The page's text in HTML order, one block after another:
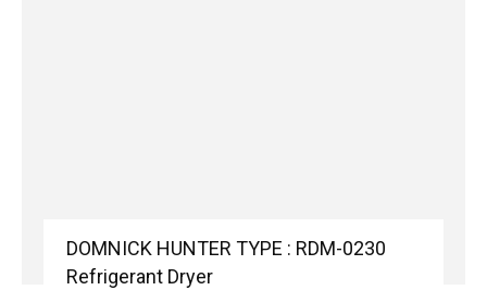
DOMNICK HUNTER TYPE : RDM-0230
Refrigerant Dryer